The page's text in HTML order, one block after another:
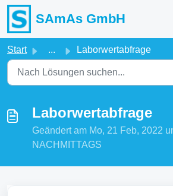
Zum hauptsächlichen Inhalt gehen
SAmAs GmbH
Start ... Laborwertabfrage
Laborwertabfrage
Geändert am Mo, 21 Feb, 2022
NACHMITTAGS